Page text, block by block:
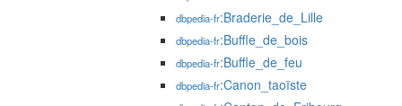
dbpedia-fr:Braderie_de_Lille
dbpedia-fr:Buffle_de_bois
dbpedia-fr:Buffle_de_feu
dbpedia-fr:Canon_taoïste